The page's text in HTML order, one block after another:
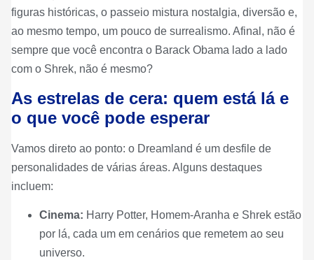
figuras históricas, o passeio mistura nostalgia, diversão e,
ao mesmo tempo, um pouco de surrealismo. Afinal, não é
sempre que você encontra o Barack Obama lado a lado
com o Shrek, não é mesmo?
As estrelas de cera: quem está lá e
o que você pode esperar
Vamos direto ao ponto: o Dreamland é um desfile de
personalidades de várias áreas. Alguns destaques
incluem:
Cinema: Harry Potter, Homem-Aranha e Shrek estão
por lá, cada um em cenários que remetem ao seu
universo.